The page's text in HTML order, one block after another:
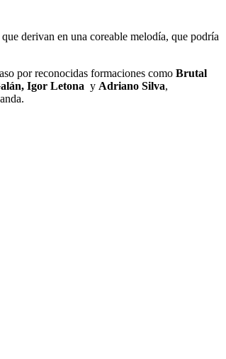
derivan en una coreable melodía, que podría
por reconocidas formaciones como Brutal
Igor Letona y Adriano Silva,